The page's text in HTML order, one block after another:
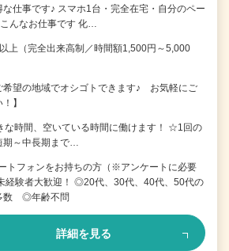
な仕事です♪ スマホ1台・完全在宅・自分のペー
んなお仕事です 化…
上（完全出来高制／時間額1,500円～5,000
希望の地域でオシゴトできます♪ お気軽にご
】
な時間、空いている時間に働けます！ ☆1回の
～中長期まで…
トフォンをお持ちの方（※アンケートに必要
経験者大歓迎！ ◎20代、30代、40代、50代の
数 ◎年齢不問
詳細を見る